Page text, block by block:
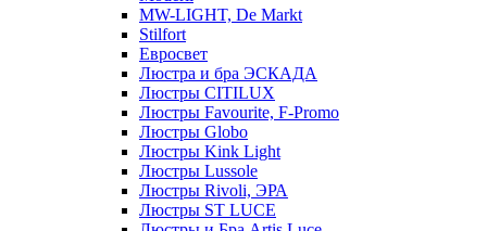
MW-LIGHT, De Markt
Stilfort
Евросвет
Люстра и бра ЭСКАДА
Люстры CITILUX
Люстры Favourite, F-Promo
Люстры Globo
Люстры Kink Light
Люстры Lussole
Люстры Rivoli, ЭРА
Люстры ST LUCE